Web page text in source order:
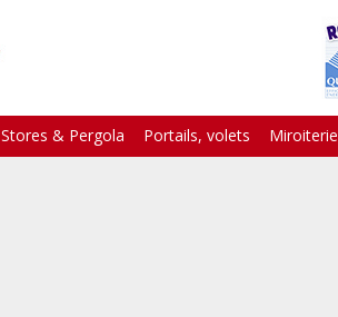
Stores & Pergola Portails, volets Miroiterie